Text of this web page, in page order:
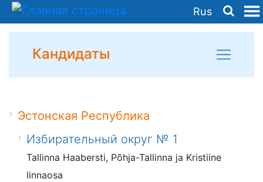
Rus
Кандидаты
Эстонская Республика
Избирательный округ № 1
Tallinna Haabersti, Põhja-Tallinna ja Kristiine
linnaosa